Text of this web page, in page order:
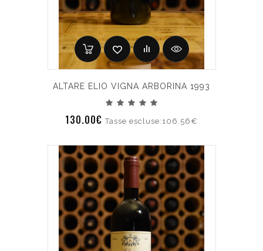
ALTARE ELIO VIGNA ARBORINA 1993
130.00€Tasse escluse:106.56€